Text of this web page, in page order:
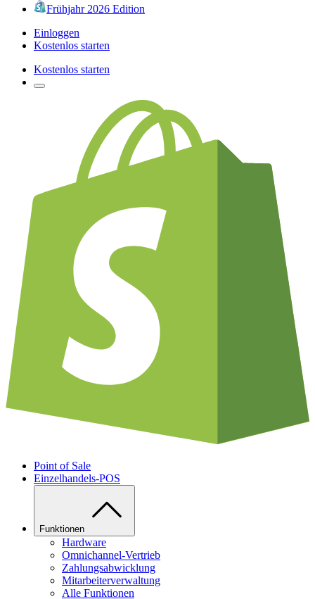
Frühjahr 2026 Edition
Einloggen
Kostenlos starten
Kostenlos starten
Point of Sale
Einzelhandels-POS
Funktionen
Hardware
Omnichannel-Vertrieb
Zahlungsabwicklung
Mitarbeiterverwaltung
Alle Funktionen